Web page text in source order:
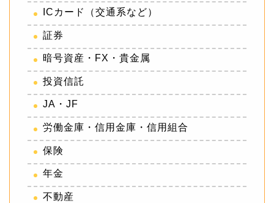
ICカード（交通系など）
証券
暗号資産・FX・貴金属
投資信託
JA・JF
労働金庫・信用金庫・信用組合
保険
年金
不動産